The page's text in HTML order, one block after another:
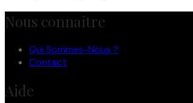
Nous connaître
Qui Sommes-Nous ?
Contact
Aide